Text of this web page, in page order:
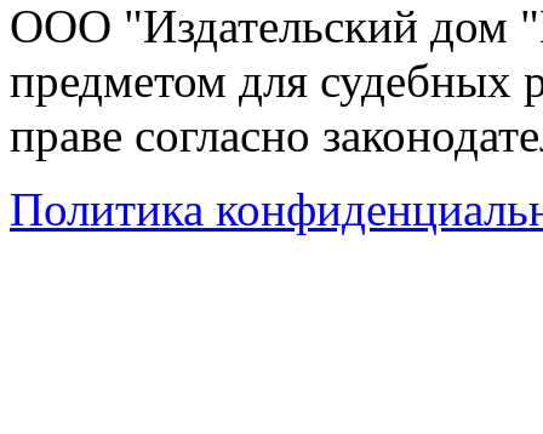
ООО "Издательский дом
предметом для судебных
праве согласно
Политика